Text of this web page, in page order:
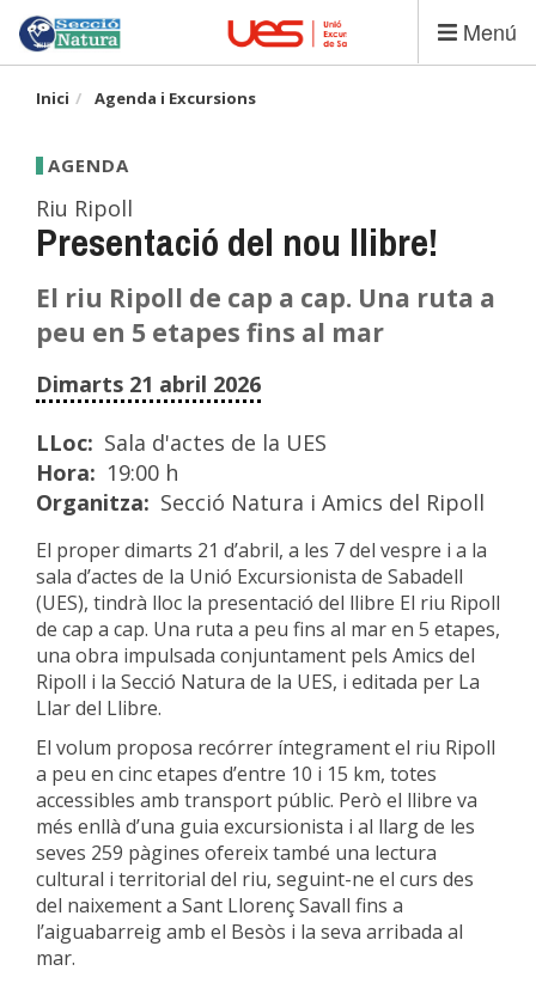
Vés
contingut
Menú
Inici Agenda i Excursions
AGENDA
Riu Ripoll
Presentació del nou llibre!
El riu Ripoll de cap a cap. Una ruta a
peu en 5 etapes fins al mar
Dimarts 21 abril 2026
LLoc
Sala d'actes de la UES
Hora
19:00 h
Organitza
Secció Natura i Amics del Ripoll
El proper dimarts 21 d’abril, a les 7 del vespre i a la
sala d’actes de la Unió Excursionista de Sabadell
(UES), tindrà lloc la presentació del llibre El riu Ripoll
de cap a cap. Una ruta a peu fins al mar en 5 etapes,
una obra impulsada conjuntament pels Amics del
Ripoll i la Secció Natura de la UES, i editada per La
Llar del Llibre.
El volum proposa recórrer íntegrament el riu Ripoll
a peu en cinc etapes d’entre 10 i 15 km, totes
accessibles amb transport públic. Però el llibre va
més enllà d’una guia excursionista i al llarg de les
seves 259 pàgines ofereix també una lectura
cultural i territorial del riu, seguint-ne el curs des
del naixement a Sant Llorenç Savall fins a
l’aiguabarreig amb el Besòs i la seva arribada al
mar.